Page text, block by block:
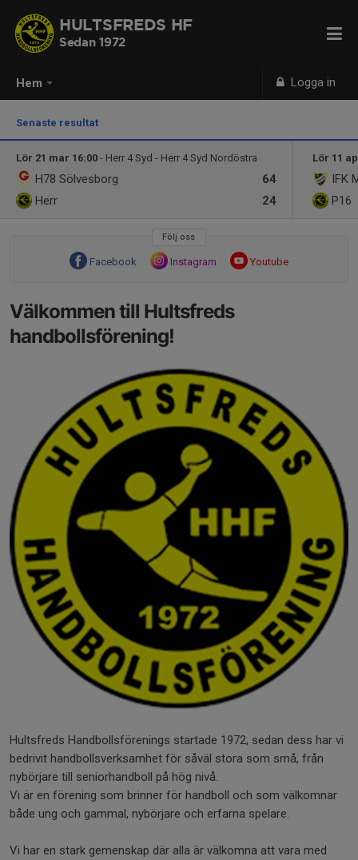
Hem Logga in
HULTSFREDS HF
Sedan 1972
Senaste resultat
Lör 21 mar 16:00 - Herr 4 Syd - Herr 4 Syd Nordöstra
64
H78 Sölvesborg
24
Herr
Lör 11
IFK
P16
Följ oss
Facebook Instagram Youtube
Välkommen till Hultsfreds
handbollsförening!
Hultsfreds Handbollsförenings startade 1972, sedan dess har vi
bedrivit handbollsverksamhet för såväl stora som små, från
nybörjare till seniorhandboll på hög nivå.
Vi är en förening som brinner för handboll och som välkomnar
både ung och gammal, nybörjare och erfarna spelare.
Vi har en stark gemenskap där alla är välkomna att vara med